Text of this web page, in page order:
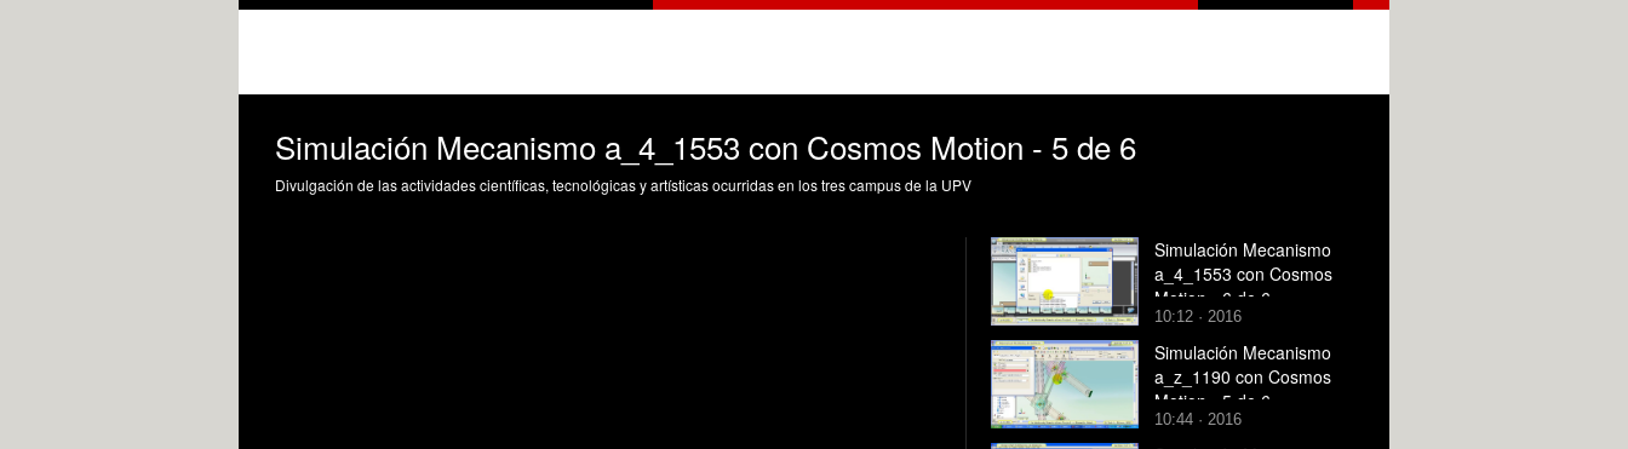
Simulación Mecanismo a_4_1553 con Cosmos Motion - 5 de 6
Divulgación de las actividades científicas, tecnológicas y artísticas ocurridas en los tres campus de la UPV
Simulación Mecanismo
a_4_1553 con Cosmos
Motion - 6 de 6
10:12 · 2016
Simulación Mecanismo
a_z_1190 con Cosmos
Motion - 5 de 6
10:44 · 2016